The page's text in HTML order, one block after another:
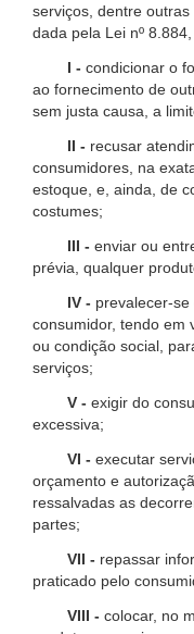
serviços, dentre
dada pela Lei nº
I - condicionar o
ao fornecimento de
sem justa causa, a
II - recusar
consumidores, na
estoque, e, ainda, de
costumes;
III - enviar ou
prévia, qualquer
IV - prevalecer-
consumidor, tendo em
ou condição social,
serviços;
V - exigir do
excessiva;
VI - executar
orçamento e
ressalvadas as
partes;
VII - repassar
praticado pelo
VIII - colocar, no